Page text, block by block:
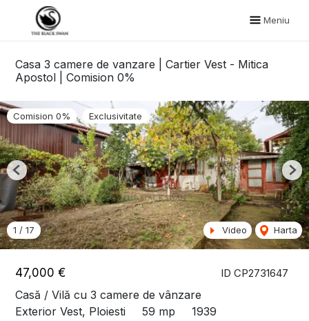
Meniu
Casa 3 camere de vanzare | Cartier Vest - Mitica
Apostol | Comision 0%
ID CP2731647
47,000 €
Casă / Vilă cu 3 camere de vânzare
Exterior Vest, Ploiesti
59 mp 1939
Comision 0% Exclusivitate
1 / 17 Video Harta
Previous